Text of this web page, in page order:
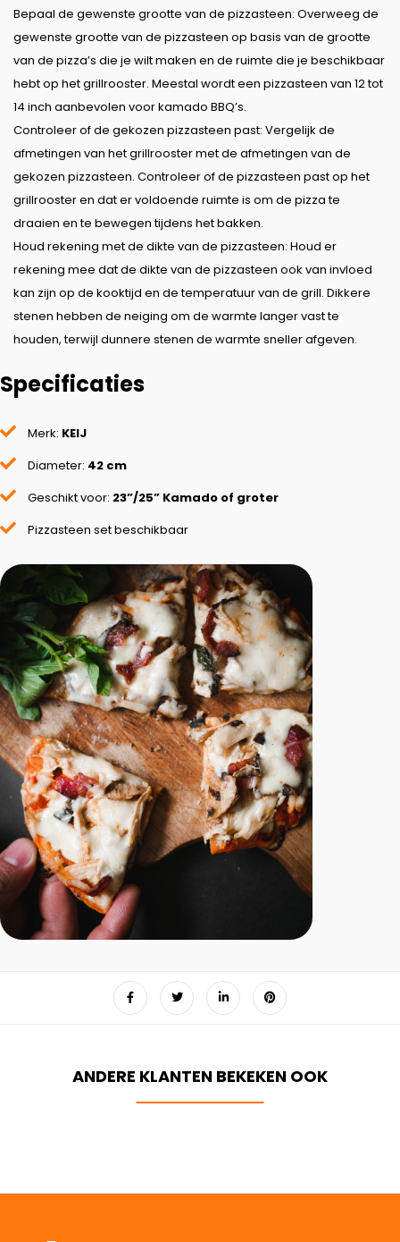
Bepaal de gewenste grootte van de pizzasteen: Overweeg de
gewenste grootte van de pizzasteen op basis van de grootte
van de pizza’s die je wilt maken en de ruimte die je beschikbaar
hebt op het grillrooster. Meestal wordt een pizzasteen van 12 tot
14 inch aanbevolen voor kamado BBQ’s.
Controleer of de gekozen pizzasteen past: Vergelijk de
afmetingen van het grillrooster met de afmetingen van de
gekozen pizzasteen. Controleer of de pizzasteen past op het
grillrooster en dat er voldoende ruimte is om de pizza te
draaien en te bewegen tijdens het bakken.
Houd rekening met de dikte van de pizzasteen: Houd er
rekening mee dat de dikte van de pizzasteen ook van invloed
kan zijn op de kooktijd en de temperatuur van de grill. Dikkere
stenen hebben de neiging om de warmte langer vast te
houden, terwijl dunnere stenen de warmte sneller afgeven.
Specificaties
Merk: KEIJ
Diameter: 42 cm
Geschikt voor: 23”/25” Kamado of groter
Pizzasteen set beschikbaar